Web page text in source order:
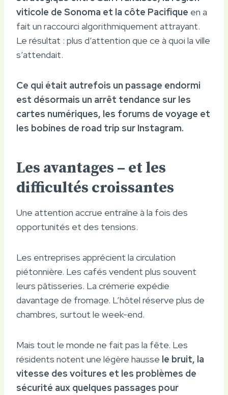
viticole de Sonoma et la côte Pacifique en a
fait un raccourci algorithmiquement attrayant.
Le résultat : plus d’attention que ce à quoi la ville
s’attendait.
Ce qui était autrefois un passage endormi
est désormais un arrêt tendance sur les
cartes numériques, les forums de voyage et
les bobines de road trip sur Instagram.
Les avantages – et les
difficultés croissantes
Une attention accrue entraîne à la fois des
opportunités et des tensions.
Les entreprises apprécient la circulation
piétonnière. Les cafés vendent plus souvent
leurs pâtisseries. La crémerie expédie
davantage de fromage. L’hôtel réserve plus de
chambres, surtout le week-end.
Mais tout le monde ne fait pas la fête. Les
résidents notent une légère hausse le bruit, la
vitesse des voitures et les problèmes de
sécurité aux quelques passages pour